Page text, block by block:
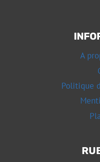
A
Politique